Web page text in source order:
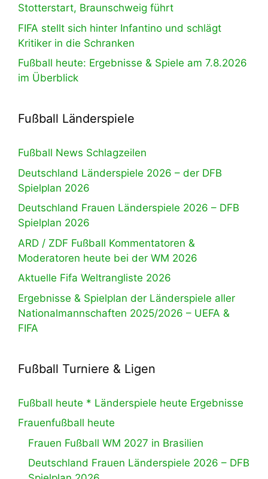
Stotterstart, Braunschweig führt
FIFA stellt sich hinter Infantino und schlägt
Kritiker in die Schranken
Fußball heute: Ergebnisse & Spiele am 7.8.2026
im Überblick
Fußball Länderspiele
Fußball News Schlagzeilen
Deutschland Länderspiele 2026 – der DFB
Spielplan 2026
Deutschland Frauen Länderspiele 2026 – DFB
Spielplan 2026
ARD / ZDF Fußball Kommentatoren &
Moderatoren heute bei der WM 2026
Aktuelle Fifa Weltrangliste 2026
Ergebnisse & Spielplan der Länderspiele aller
Nationalmannschaften 2025/2026 – UEFA &
FIFA
Fußball Turniere & Ligen
Fußball heute * Länderspiele heute Ergebnisse
Frauenfußball heute
Frauen Fußball WM 2027 in Brasilien
Deutschland Frauen Länderspiele 2026 – DFB